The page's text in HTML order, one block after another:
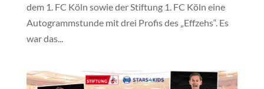
dem 1. FC Köln sowie der Stiftung 1. FC Köln eine
Autogrammstunde mit drei Profis des „Effzehs“. Es
war das...